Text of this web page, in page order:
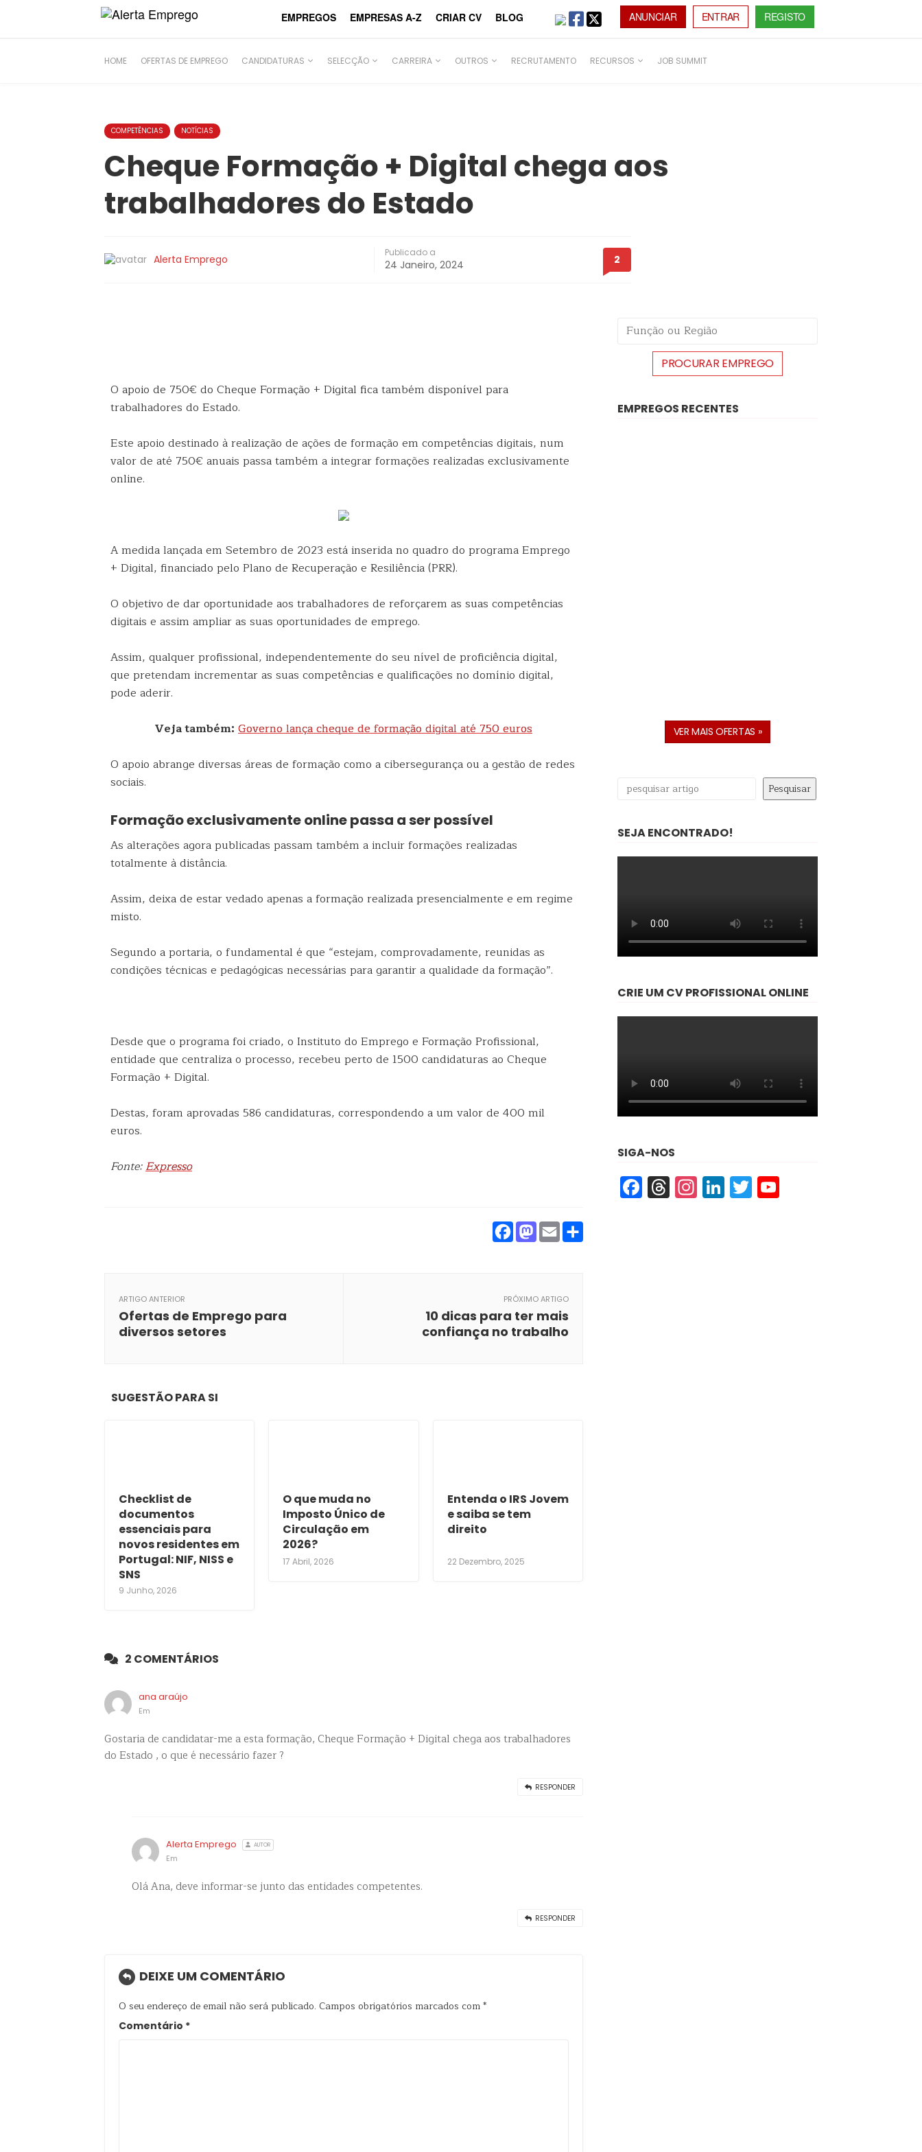
ANUNCIAR ENTRAR REGISTO
EMPREGOS EMPRESAS A-Z CRIAR CV BLOG
HOME OFERTAS DE EMPREGO CANDIDATURAS SELECÇÃO CARREIRA OUTROS RECRUTAMENTO RECURSOS JOB SUMMIT
COMPETÊNCIAS NOTÍCIAS
Cheque Formação + Digital chega aos
trabalhadores do Estado
Alerta Emprego
Publicado a
24 Janeiro, 2024 2
O apoio de 750€ do Cheque Formação + Digital fica também disponível para
trabalhadores do Estado.
Este apoio destinado à realização de ações de formação em competências digitais, num
valor de até 750€ anuais passa também a integrar formações realizadas exclusivamente
online.
A medida lançada em Setembro de 2023 está inserida no quadro do programa Emprego
+ Digital, financiado pelo Plano de Recuperação e Resiliência (PRR).
O objetivo de dar oportunidade aos trabalhadores de reforçarem as suas competências
digitais e assim ampliar as suas oportunidades de emprego.
Assim, qualquer profissional, independentemente do seu nível de proficiência digital,
que pretendam incrementar as suas competências e qualificações no domínio digital,
pode aderir.
Veja também: Governo lança cheque de formação digital até 750 euros
O apoio abrange diversas áreas de formação como a cibersegurança ou a gestão de redes
sociais.
Formação exclusivamente online passa a ser possível
As alterações agora publicadas passam também a incluir formações realizadas
totalmente à distância.
Assim, deixa de estar vedado apenas a formação realizada presencialmente e em regime
misto.
Segundo a portaria, o fundamental é que “estejam, comprovadamente, reunidas as
condições técnicas e pedagógicas necessárias para garantir a qualidade da formação”.
Desde que o programa foi criado, o Instituto do Emprego e Formação Profissional,
entidade que centraliza o processo, recebeu perto de 1500 candidaturas ao Cheque
Formação + Digital.
Destas, foram aprovadas 586 candidaturas, correspondendo a um valor de 400 mil
euros.
Fonte:Expresso
Facebook
Mastodon
Email
ARTIGO ANTERIOR
Ofertas de Emprego para
diversos setores
PRÓXIMO ARTIGO
10 dicas para ter mais
confiança no trabalho
SUGESTÃO PARA SI
Checklist de
documentos
essenciais para
novos residentes em
Portugal: NIF, NISS e
SNS
9 Junho, 2026
O que muda no
Imposto Único de
Circulação em
2026?
17 Abril, 2026
Entenda o IRS Jovem
e saiba se tem
direito
22 Dezembro, 2025
2 COMENTÁRIOS
ana araújo
Em
Gostaria de candidatar-me a esta formação, Cheque Formação + Digital chega aos trabalhadores
do Estado , o que é necessário fazer ?
RESPONDER
Alerta Emprego AUTOR
Em
Olá Ana, deve informar-se junto das entidades competentes.
RESPONDER
DEIXE UM COMENTÁRIO
O seu endereço de email não será publicado. Campos obrigatórios marcados com*
Comentário *
EMPREGOS RECENTES
VER MAIS OFERTAS »
Pesquisar Pesquisar
SEJA ENCONTRADO!
CRIE UM CV PROFISSIONAL ONLINE
SIGA-NOS
Facebook
Threads
Instagram
LinkedIn
Twitter